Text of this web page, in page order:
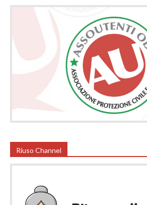
Riuso Channel